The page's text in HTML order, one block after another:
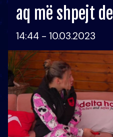
aq më shpejt del
14:44 - 10.03.2023